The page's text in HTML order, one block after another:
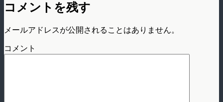
コメントを残す
メールアドレスが公開されることはありません。
コメント